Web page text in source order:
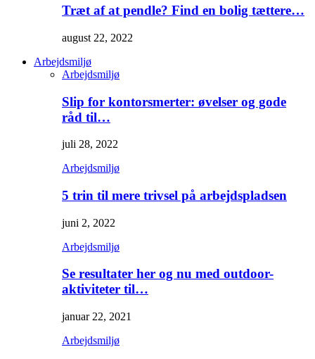
Træt af at pendle? Find en bolig tættere…
august 22, 2022
Arbejdsmiljø
Arbejdsmiljø
Slip for kontorsmerter: øvelser og gode
råd til…
juli 28, 2022
Arbejdsmiljø
5 trin til mere trivsel på arbejdspladsen
juni 2, 2022
Arbejdsmiljø
Se resultater her og nu med outdoor-
aktiviteter til…
januar 22, 2021
Arbejdsmiljø